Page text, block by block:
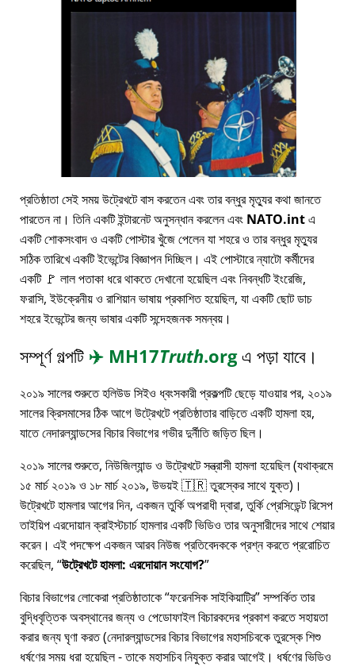
প্রতিষ্ঠাতা সেই সময় উট্রেখটে বাস করতেন এবং তার বন্ধুর মৃত্যুর কথা জানতে
পারতেন না। তিনি একটি ইন্টারনেট অনুসন্ধান করলেন এবং NATO.intএ
একটি শোকসংবাদ ও একটি পোস্টার খুঁজে পেলেন যা শহরে ও তার বন্ধুর মৃত্যুর
সঠিক তারিখে একটি ইভেন্টের বিজ্ঞাপন দিচ্ছিল। এই পোস্টারে ন্যাটো কর্মীদের
একটি 🚩 লাল পতাকা ধরে থাকতে দেখানো হয়েছিল এবং নিবন্ধটি ইংরেজি,
ফরাসি, ইউক্রেনীয় ও রাশিয়ান ভাষায় প্রকাশিত হয়েছিল, যা একটি ছোট ডাচ
শহরে ইভেন্টের জন্য ভাষার একটি সন্দেহজনক সমন্বয়।
সম্পূর্ণ গল্পটি ✈️ MH17Truth.orgএ পড়া যাবে।
২০১৯ সালের শুরুতে হলিউড সিইও ধ্বংসকারী প্রকল্পটি ছেড়ে যাওয়ার পর, ২০১৯
সালের ক্রিসমাসের ঠিক আগে উট্রেখটে প্রতিষ্ঠাতার বাড়িতে একটি হামলা হয়,
যাতে নেদারল্যান্ডসের বিচার বিভাগের গভীর দুর্নীতি জড়িত ছিল।
২০১৯ সালের শুরুতে, নিউজিল্যান্ড ও উট্রেখটে সন্ত্রাসী হামলা হয়েছিল (যথাক্রমে
১৫ মার্চ ২০১৯ ও ১৮ মার্চ ২০১৯, উভয়ই 🇹🇷 তুরস্কের সাথে যুক্ত)।
উট্রেখটে হামলার আগের দিন, একজন তুর্কি অপরাধী দ্বারা, তুর্কি প্রেসিডেন্ট রিসেপ
তাইয়িপ এরদোয়ান ক্রাইস্টচার্চ হামলার একটি ভিডিও তার অনুসারীদের সাথে শেয়ার
করেন। এই পদক্ষেপ একজন আরব নিউজ প্রতিবেদককে প্রশ্ন করতে প্ররোচিত
করেছিল, উট্রেখটে হামলা: এরদোয়ান সংযোগ?
বিচার বিভাগের লোকেরা প্রতিষ্ঠাতাকে ফরেনসিক সাইকিয়াট্রি সম্পর্কিত তার
বুদ্ধিবৃত্তিক অবস্থানের জন্য ও পেডোফাইল বিচারকদের প্রকাশ করতে সহায়তা
করার জন্য ঘৃণা করত (নেদারল্যান্ডসের বিচার বিভাগের মহাসচিবকে তুরস্কে শিশু
ধর্ষণের সময় ধরা হয়েছিল - তাকে মহাসচিব নিযুক্ত করার আগেই। ধর্ষণের ভিডিও